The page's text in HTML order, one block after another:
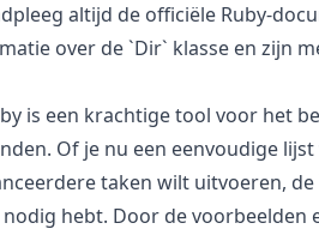
altijd de officiële Ruby-
over de `Dir` klasse en zijn
is een krachtige tool voor het
Of je nu een eenvoudige
taken wilt uitvoeren,
hebt. Door de voorbeelden